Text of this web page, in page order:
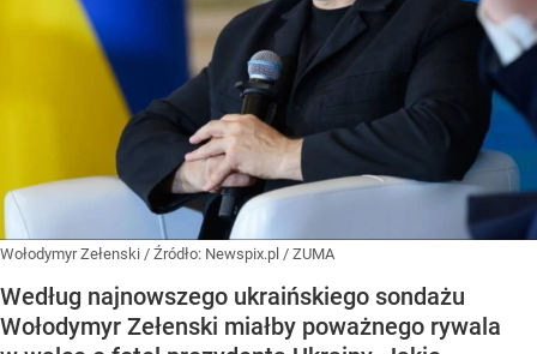
Wołodymyr Zełenski / Źródło: Newspix.pl / ZUMA
Według najnowszego ukraińskiego sondażu
Wołodymyr Zełenski miałby poważnego rywala